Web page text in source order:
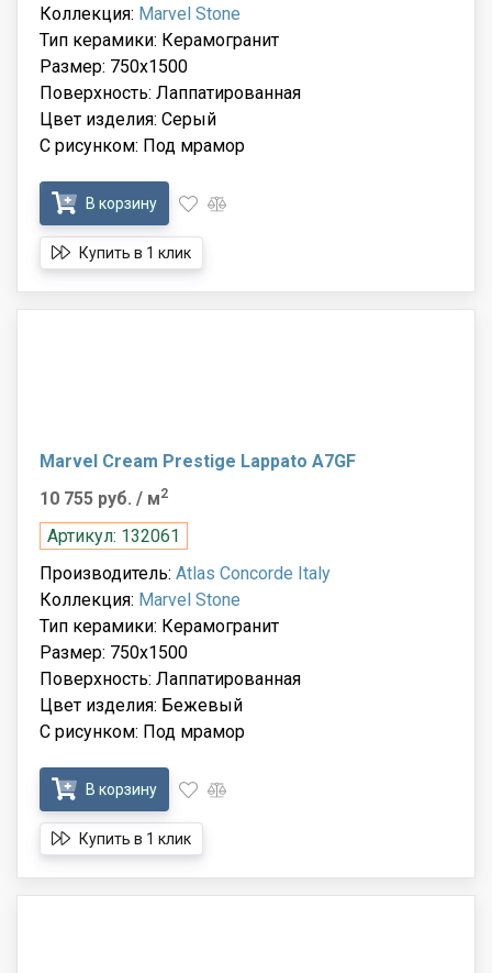
Коллекция: Marvel Stone
Тип керамики: Керамогранит
Размер: 750x1500
Поверхность: Лаппатированная
Цвет изделия: Серый
С рисунком: Под мрамор
В корзину
Купить в 1 клик
Marvel Cream Prestige Lappato A7GF
10 755 руб. / м2
Артикул: 132061
Производитель: Atlas Concorde Italy
Коллекция: Marvel Stone
Тип керамики: Керамогранит
Размер: 750x1500
Поверхность: Лаппатированная
Цвет изделия: Бежевый
С рисунком: Под мрамор
В корзину
Купить в 1 клик